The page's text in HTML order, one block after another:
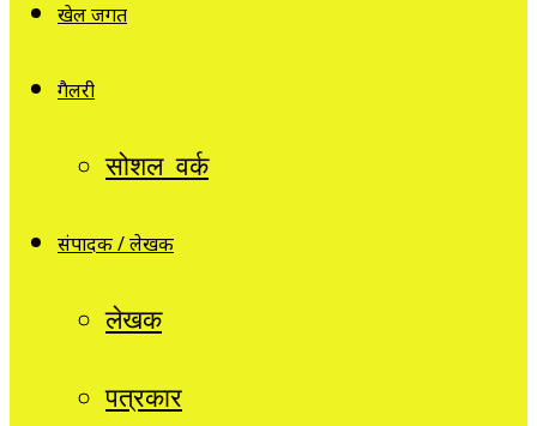
खेल जगत
गैलरी
सोशल वर्क
संपादक / लेखक
लेखक
पत्रकार